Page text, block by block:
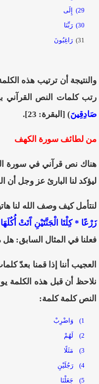
29)
إِلَى
30)
رَبِّنَا
31)
رَاغِبُونَ
والنتيجة أن ترتيب هذه
رتب كلمات النص القرآني
صَادِقِينَ) [البقرة: 23].
من لطائف سورة الكهف
هناك نص قرآني في سورة
ليؤكد لنا البارئ عز وجل أن
لنتأمل كيف وصف الله لنا
زَرْعًا * كِلْتَا الْجَنَّتَيْنِ آَتَتْ
فعلنا في المثال السابق:
العجيب أننا إذا قمنا بعدّ كلمات
النص كلمة كلمة:
1)
وَاضْرِبْ
2)
لَهُمْ
3)
مَثَلًا
4)
رَجُلَيْنِ
5)
جَعَلْنَا